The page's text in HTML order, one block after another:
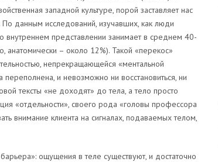
западной культуре, порой заставляет нас
По данным исследований, изучавших, как люди
внутреннем представлении занимает в среднем 40-
анатомически – около 12%). Такой «перекос»
непрекращающейся «ментальной
и невозможно ни восстановиться, ни
тексты «не доходят» до тела, а тело просто
«отдельности», своего рода «головы профессора
внимание клиента на сигналах, подаваемых телом,
ощущения в теле существуют, и достаточно